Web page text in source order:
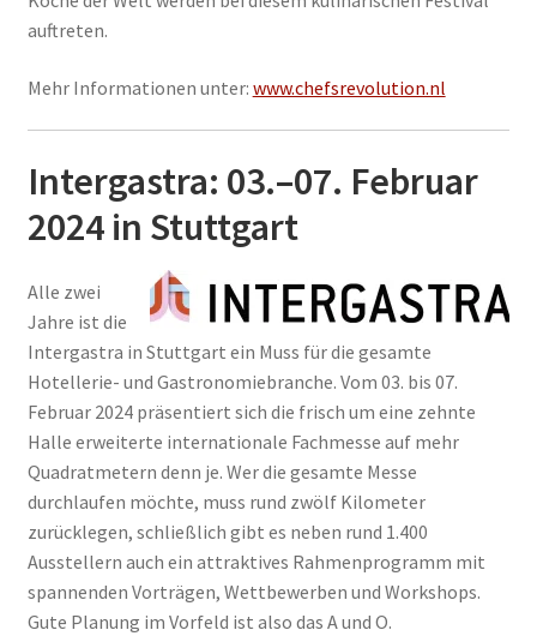
auftreten.
Mehr Informationen unter: www.chefsrevolution.nl
Intergastra: 03.–07. Februar
2024 in Stuttgart
Alle zwei
Jahre ist die
Intergastra in Stuttgart ein Muss für die gesamte
Hotellerie- und Gastronomiebranche. Vom 03. bis 07.
Februar 2024 präsentiert sich die frisch um eine zehnte
Halle erweiterte internationale Fachmesse auf mehr
Quadratmetern denn je. Wer die gesamte Messe
durchlaufen möchte, muss rund zwölf Kilometer
zurücklegen, schließlich gibt es neben rund 1.400
Ausstellern auch ein attraktives Rahmenprogramm mit
spannenden Vorträgen, Wettbewerben und Workshops.
Gute Planung im Vorfeld ist also das A und O.